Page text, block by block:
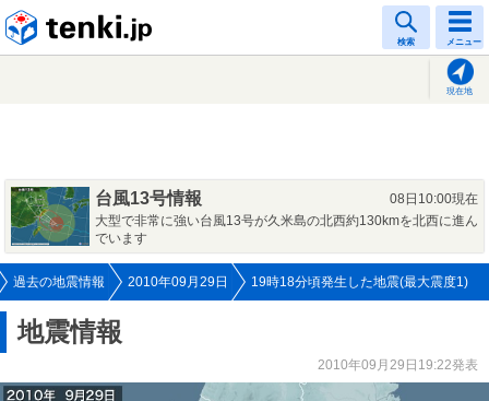
検索 メニュー
現在地
台風13号情報
08日10:00現在
大型で非常に強い台風13号が久米島の北西約130kmを北西に進ん
でいます
過去の地震情報 2010年09月29日 19時18分頃発生した地震(最大震度1)
地震情報
2010年09月29日19:22発表